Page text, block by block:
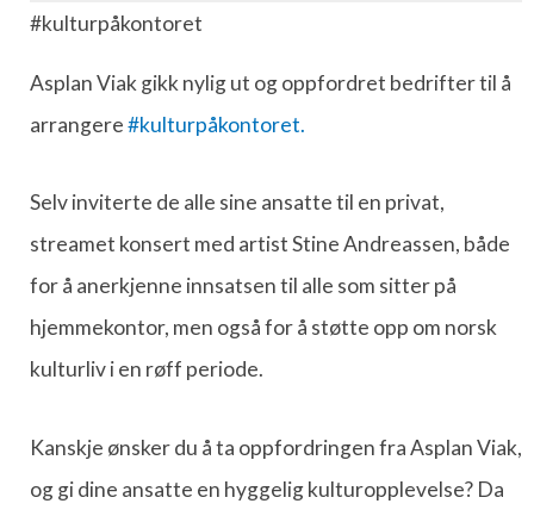
#kulturpåkontoret
Asplan Viak gikk nylig ut og oppfordret bedrifter til å
arrangere#kulturpåkontoret.
Selv inviterte de alle sine ansatte til en privat,
streamet konsert med artist Stine Andreassen, både
for å anerkjenne innsatsen til alle som sitter på
hjemmekontor, men også for å støtte opp om norsk
kulturliv i en røff periode.
Kanskje ønsker du å ta oppfordringen fra Asplan Viak,
og gi dine ansatte en hyggelig kulturopplevelse? Da